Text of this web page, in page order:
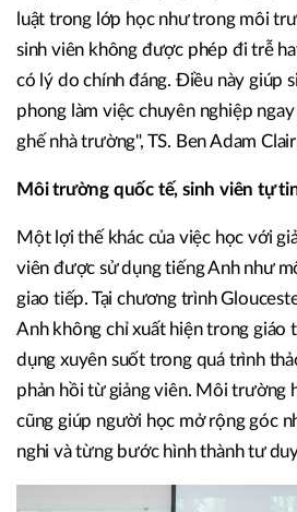
luật trong lớp học như trong môi
sinh viên không được phép đi trễ
có lý do chính đáng. Điều này giúp
phong làm việc chuyên nghiệp
ghế nhà trường", TS. Ben Adam
Môi trường quốc tế, sinh viên tự
Một lợi thế khác của việc học với
viên được sử dụng tiếng Anh như
giao tiếp. Tại chương trình
Anh không chỉ xuất hiện trong giáo
dụng xuyên suốt trong quá trình
phản hồi từ giảng viên. Môi trường
cũng giúp người học mở rộng góc
nghi và từng bước hình thành tư